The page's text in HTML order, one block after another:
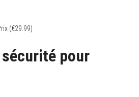
(€29.99)
sécurité pour